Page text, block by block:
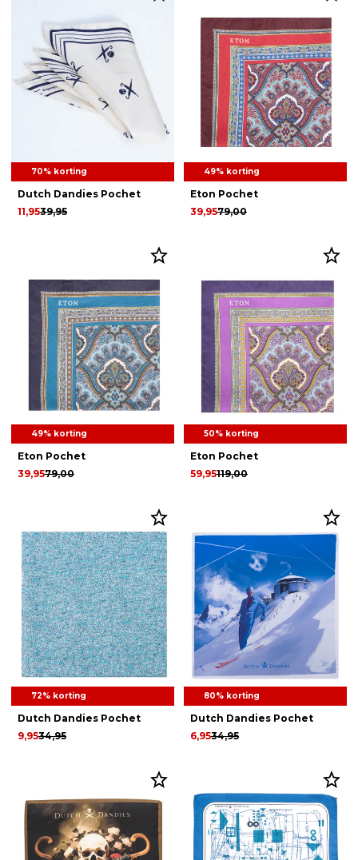
70% korting
Dutch Dandies Pochet
39,95
11,95
49% korting
Eton Pochet
79,00
39,95
49% korting
Eton Pochet
79,00
39,95
50% korting
Eton Pochet
119,00
59,95
72% korting
Dutch Dandies Pochet
34,95
9,95
80% korting
Dutch Dandies Pochet
34,95
6,95